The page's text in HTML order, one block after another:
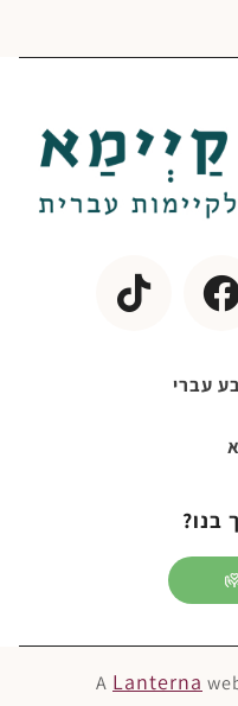
עברי
בנו?
Lanterna